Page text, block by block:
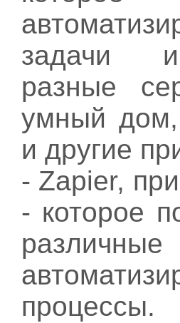
задачи и
разные
умный дом,
и другие
- Zapier,
- которое
процессы.